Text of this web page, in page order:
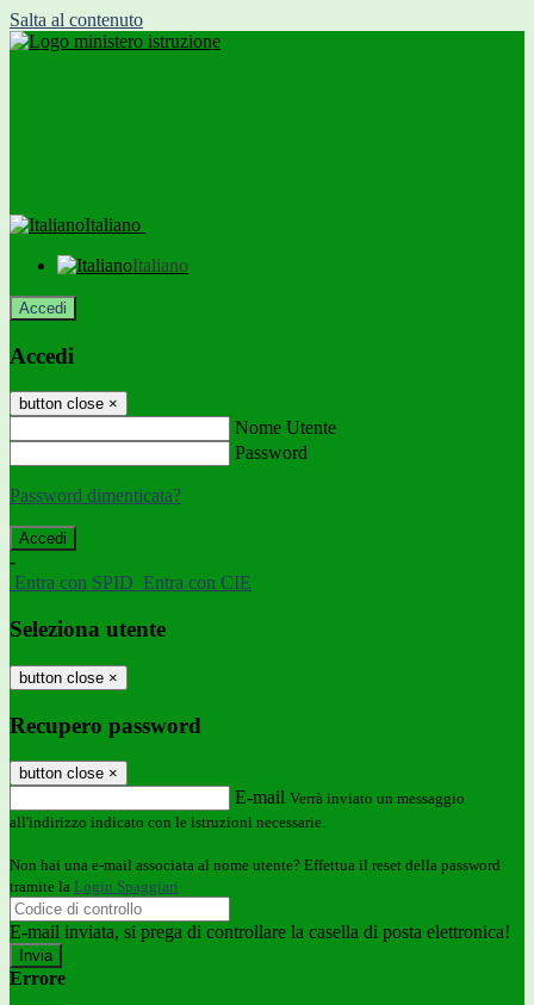
Salta al contenuto
Italiano
Italiano
Accedi
Accedi
button close ×
Nome Utente
Password
Password dimenticata?
-
Entra con SPID Entra con CIE
Seleziona utente
button close ×
Recupero password
button close ×
E-mail Verrà inviato un messaggio
all'indirizzo indicato con le istruzioni necessarie.
Non hai una e-mail associata al nome utente? Effettua il reset della password
tramite la Login Spaggiari
E-mail inviata, si prega di controllare la casella di posta elettronica!
Errore